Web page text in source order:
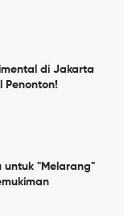
di Jakarta
Penonton!
untuk "Melarang"